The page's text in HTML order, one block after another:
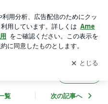
更新通知
を受け取りまし
開く
覧 次の記事へ